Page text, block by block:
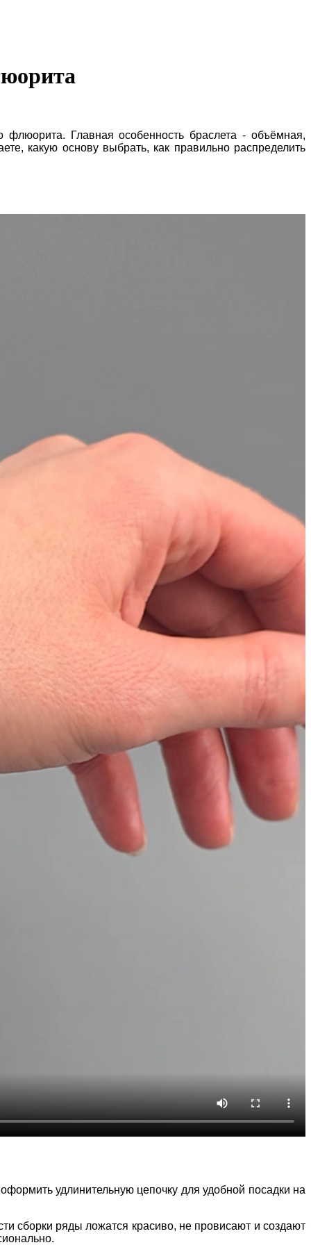
флюорита. Главная особенность браслета - объёмная,
какую основу выбрать, как правильно распределить
удлинительную цепочку для удобной посадки на
сборки ряды ложатся красиво, не провисают и создают